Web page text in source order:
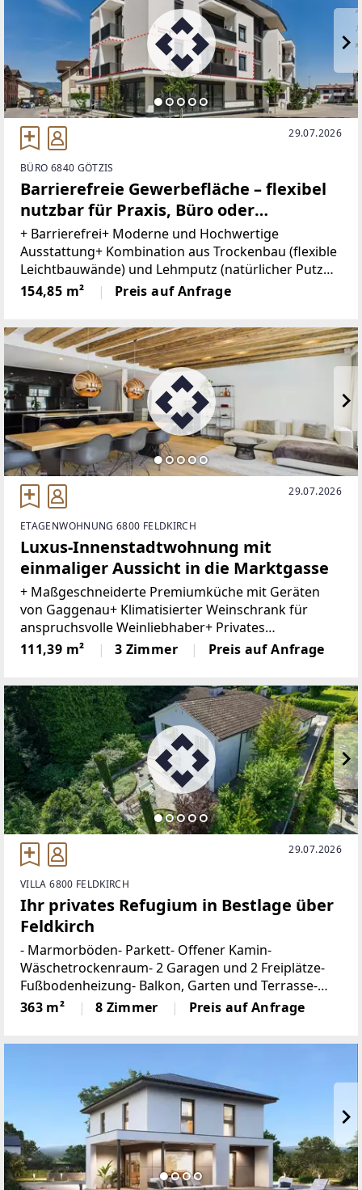
29.07.2026
BÜRO 6840 GÖTZIS
Barrierefreie Gewerbefläche – flexibel
nutzbar für Praxis, Büro oder
Dienstleistungsbetriebe
+ Barrierefrei+ Moderne und Hochwertige
Ausstattung+ Kombination aus Trockenbau (flexible
Leichtbauwände) und Lehmputz (natürlicher Putz
für ein angenehmes Raumklima und gute
Feuchtigkeitsregulierung)+ Integrierte
154,85 m² Preis auf Anfrage
29.07.2026
ETAGENWOHNUNG 6800 FELDKIRCH
Luxus-Innenstadtwohnung mit
einmaliger Aussicht in die Marktgasse
+ Maßgeschneiderte Premiumküche mit Geräten
von Gaggenau+ Klimatisierter Weinschrank für
anspruchsvolle Weinliebhaber+ Privates
Heimkinoerlebnis mit Beamer und versenkbarer
Leinwand+ Hochwertiges Soundsystem+ Edle
111,39 m² 3 Zimmer Preis auf Anfrage
29.07.2026
VILLA 6800 FELDKIRCH
Ihr privates Refugium in Bestlage über
Feldkirch
- Marmorböden- Parkett- Offener Kamin-
Wäschetrockenraum- 2 Garagen und 2 Freiplätze-
Fußbodenheizung- Balkon, Garten und Terrasse-
AlarmanlageDiese außergewöhnliche Liegenschaft
vereint stilvolle Wohnkultur
363 m² 8 Zimmer Preis auf Anfrage